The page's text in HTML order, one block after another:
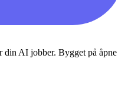
AI jobber. Bygget på åpne